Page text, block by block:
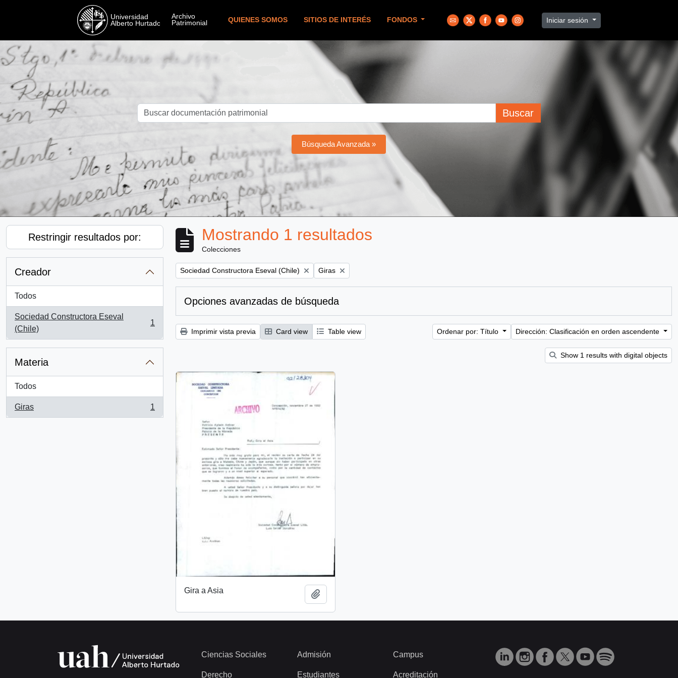
QUIENES SOMOS SITIOS DE INTERÉS FONDOS Iniciar sesión
Buscar
Búsqueda Avanzada »
Restringir resultados por:
Creador
Todos
Sociedad Constructora Eseval
(Chile)
, 1 resultados
1
Materia
Todos
Giras
, 1 resultados
1
Mostrando 1 resultados
Colecciones
Remove filter:
Sociedad Constructora Eseval (Chile) Remove filter:
Giras
Opciones avanzadas de búsqueda
Imprimir vista previa Card view Table view Ordenar por: Título Dirección: Clasificación en orden ascendente
Show 1 results with digital objects
Gira a Asia
Ciencias Sociales
Derecho
Admisión
Estudiantes
Campus
Acreditación